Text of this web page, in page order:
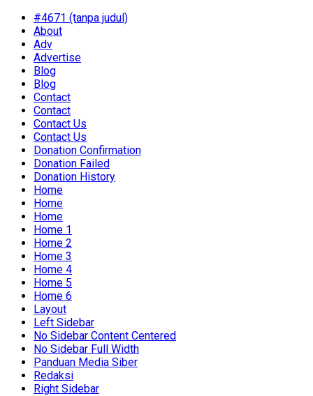
#4671 (tanpa judul)
About
Adv
Advertise
Blog
Blog
Contact
Contact
Contact Us
Contact Us
Donation Confirmation
Donation Failed
Donation History
Home
Home
Home
Home 1
Home 2
Home 3
Home 4
Home 5
Home 6
Layout
Left Sidebar
No Sidebar Content Centered
No Sidebar Full Width
Panduan Media Siber
Redaksi
Right Sidebar